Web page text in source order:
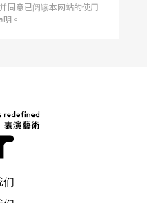
同意已阅读本网站的使用
。
们